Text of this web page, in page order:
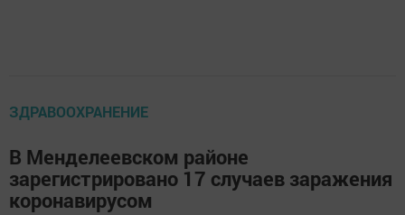
ЗДРАВООХРАНЕНИЕ
В Менделеевском районе
зарегистрировано 17 случаев заражения
коронавирусом